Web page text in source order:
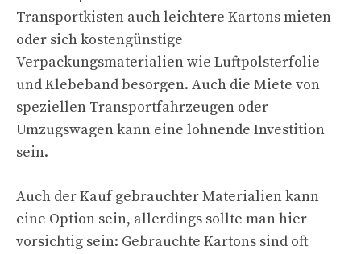
Transportkisten auch leichtere Kartons mieten
oder sich kostengünstige
Verpackungsmaterialien wie Luftpolsterfolie
und Klebeband besorgen. Auch die Miete von
speziellen Transportfahrzeugen oder
Umzugswagen kann eine lohnende Investition
sein.
Auch der Kauf gebrauchter Materialien kann
eine Option sein, allerdings sollte man hier
vorsichtig sein: Gebrauchte Kartons sind oft